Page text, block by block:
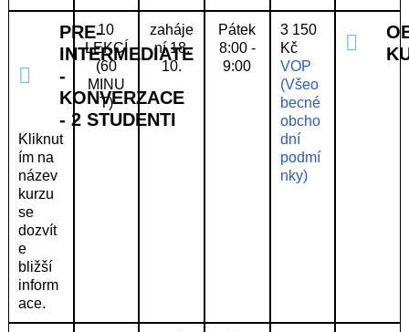
PRE-
INTERMEDIATE
-
KONVERZACE
- 2 STUDENTI
Kliknut
ím na
název
kurzu
se
dozvít
e
bližší
inform
ace.
10
LEKCÍ
(60
MINU
T)
zaháje
ní 18.
10.
Pátek
8:00 -
9:00
3 150
Kč
VOP
(Všeo
becné
obcho
dní
podmí
nky)